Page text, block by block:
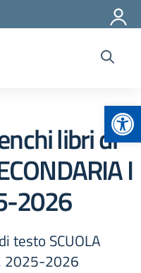
libri di
I
2026
testo SCUOLA
2025-2026